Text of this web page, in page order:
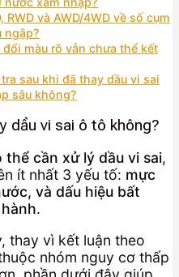
RWD và AWD/4WD về số cụm
ngập?
màu rõ vẫn chưa thể kết
sau khi đã thay dầu vi sai
sâu không?
dầu vi sai ô tô không?
thể cần xử lý dầu vi sai,
ít nhất 3 yếu tố: mực
và dấu hiệu bất
.
thay vì kết luận theo
nhóm nguy cơ thấp